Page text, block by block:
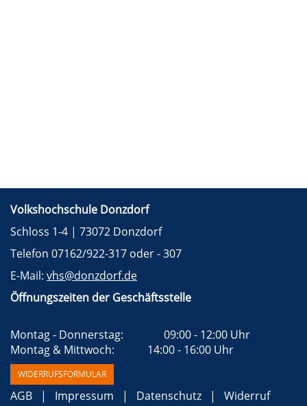
Volkshochschule Donzdorf
Schloss 1-4 | 73072 Donzdorf
Telefon 07162/922-317 oder - 307
E-Mail: vhs@donzdorf.de
Öffnungszeiten der Geschäftsstelle
Montag - Donnerstag:		09:00 - 12:00 Uhr
Montag & Mittwoch:		  14:00 - 16:00 Uhr
WIDERRUFSFORMULAR
AGB Impressum Datenschutz Widerruf